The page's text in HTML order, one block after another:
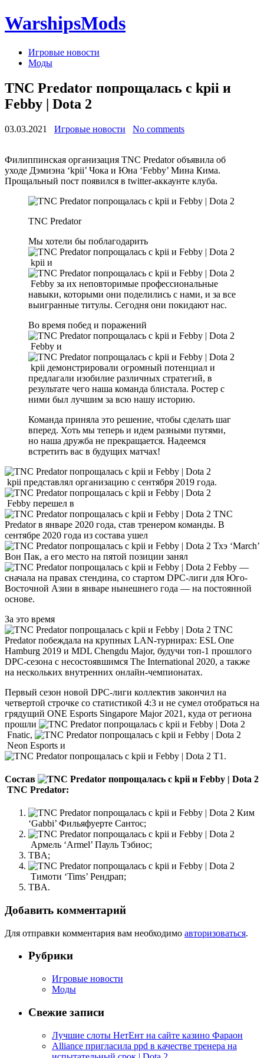
WarshipsMods
Игровые новости
Моды
TNC Predator попрощалась с kpii и
Febby | Dota 2
03.03.2021 Игровые новости No comments
Филиппинская организация TNC Predator объявила об
уходе Дэмиэна ‘kpii’ Чока и Юна ‘Febby’ Мина Кима.
Прощальный пост появился в twitter-аккаунте клуба.
TNC Predator
Мы хотели бы поблагодарить
kpii и
Febby за их неповторимые профессиональные
навыки, которыми они поделились с нами, и за все
выигранные титулы. Сегодня они покидают нас.
Во время побед и поражений
Febby и
kpii демонстрировали огромный потенциал и
предлагали изобилие различных стратегий, в
результате чего наша команда блистала. Ростер с
ними был лучшим за всю нашу историю.
Команда приняла это решение, чтобы сделать шаг
вперед. Хоть мы теперь и идем разными путями,
но наша дружба не прекращается. Надеемся
встретить вас в будущих матчах!
kpii представлял организацию с сентября 2019 года.
Febby перешел в
TNC
Predator в январе 2020 года, став тренером команды. В
сентябре 2020 года из состава ушел
Тхэ ‘March’
Вон Пак, а его место на пятой позиции занял
Febby —
сначала на правах стендина, со стартом DPC-лиги для Юго-
Восточной Азии в январе нынешнего года — на постоянной
основе.
За это время
TNC
Predator побеждала на крупных LAN-турнирах: ESL One
Hamburg 2019 и MDL Chengdu Major, будучи топ-1 прошлого
DPC-сезона с несостоявшимся The International 2020, а также
на нескольких внутренних онлайн-чемпионатах.
Первый сезон новой DPC-лиги коллектив закончил на
четвертой строчке со статистикой 4:3 и не сумел отобраться на
грядущий ONE Esports Singapore Major 2021, куда от региона
прошли
Fnatic,
Neon Esports и
T1.
Состав
TNC Predator:
Ким
‘Gabbi’ Фильяфуерте Сантос;
Армель ‘Armel’ Пауль Тэбиос;
TBA;
Тимоти ‘Tims’ Рендрап;
TBA.
Добавить комментарий
Для отправки комментария вам необходимо авторизоваться.
Рубрики
Игровые новости
Моды
Свежие записи
Лучшие слоты НетЕнт на сайте казино Фараон
Alliance пригласила ppd в качестве тренера на